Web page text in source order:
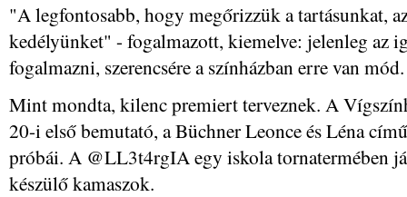
"A legfontosabb, hogy megőrizzük a tartásunkat,
kedélyünket" - fogalmazott, kiemelve: jelenleg az
fogalmazni, szerencsére a színházban erre van mód.
Mint mondta, kilenc premiert terveznek. A
20-i első bemutató, a Büchner Leonce és Léna
próbái. A @LL3t4rgIA egy iskola tornatermében
készülő kamaszok.